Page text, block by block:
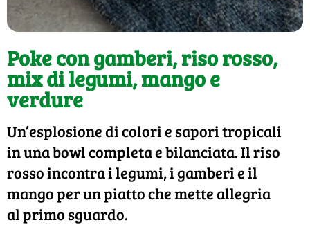
Poke con gamberi, riso rosso,
mix di legumi, mango e
verdure
Un’esplosione di colori e sapori tropicali
in una bowl completa e bilanciata. Il riso
rosso incontra i legumi, i gamberi e il
mango per un piatto che mette allegria
al primo sguardo.